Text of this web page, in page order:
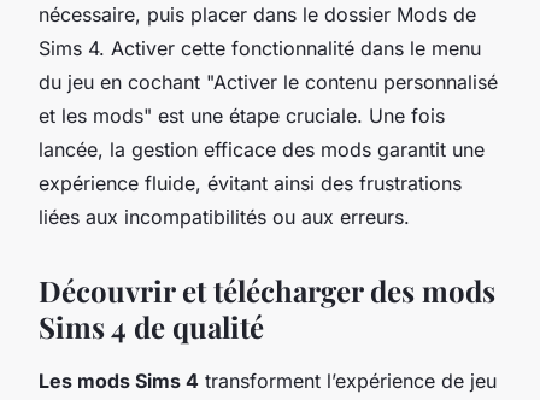
nécessaire, puis placer dans le dossier Mods de
Sims 4. Activer cette fonctionnalité dans le menu
du jeu en cochant "Activer le contenu personnalisé
et les mods" est une étape cruciale. Une fois
lancée, la gestion efficace des mods garantit une
expérience fluide, évitant ainsi des frustrations
liées aux incompatibilités ou aux erreurs.
Découvrir et télécharger des mods
Sims 4 de qualité
Les mods Sims 4 transforment l’expérience de jeu